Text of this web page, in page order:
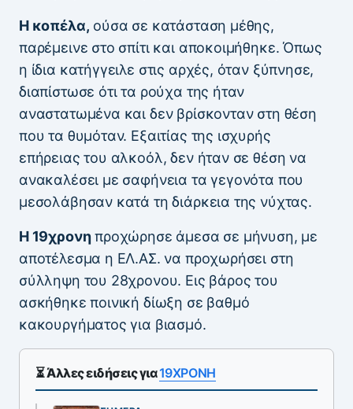
Η κοπέλα, ούσα σε κατάσταση μέθης,
παρέμεινε στο σπίτι και αποκοιμήθηκε. Όπως
η ίδια κατήγγειλε στις αρχές, όταν ξύπνησε,
διαπίστωσε ότι τα ρούχα της ήταν
αναστατωμένα και δεν βρίσκονταν στη θέση
που τα θυμόταν. Εξαιτίας της ισχυρής
επήρειας του αλκοόλ, δεν ήταν σε θέση να
ανακαλέσει με σαφήνεια τα γεγονότα που
μεσολάβησαν κατά τη διάρκεια της νύχτας.
Η 19χρονηπροχώρησε άμεσα σε μήνυση, με
αποτέλεσμα η ΕΛ.ΑΣ. να προχωρήσει στη
σύλληψη του 28χρονου. Εις βάρος του
ασκήθηκε ποινική δίωξη σε βαθμό
κακουργήματος για βιασμό.
⏳ Άλλες ειδήσεις για19ΧΡΟΝΗ